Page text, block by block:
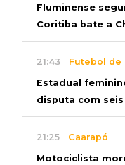
Fluminense
Coritiba bate a
21:43 Futebol de
Estadual
disputa com
21:25 Caarapó
Motociclista